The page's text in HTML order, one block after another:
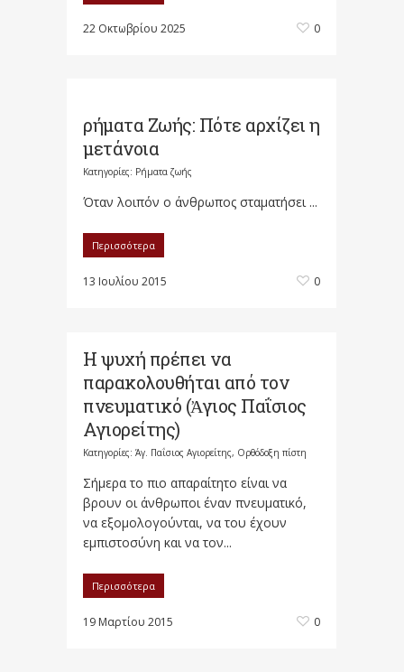
22 Οκτωβρίου 2025 0
ρήματα Ζωής: Πότε αρχίζει η
μετάνοια
Κατηγορίες: Ρήματα ζωής
Όταν λοιπόν ο άνθρωπος σταματήσει ...
Περισσότερα
13 Ιουλίου 2015 0
Η ψυχή πρέπει να
παρακολουθήται από τον
πνευματικό (Ἀγιος Παΐσιος
Αγιορείτης)
Κατηγορίες: Άγ. Παΐσιος Αγιορείτης, Ορθόδοξη πίστη
Σήμερα το πιο απαραίτητο είναι να
βρουν οι άνθρωποι έναν πνευματικό,
να εξομολογούνται, να του έχουν
εμπιστοσύνη και να τον...
Περισσότερα
19 Μαρτίου 2015 0